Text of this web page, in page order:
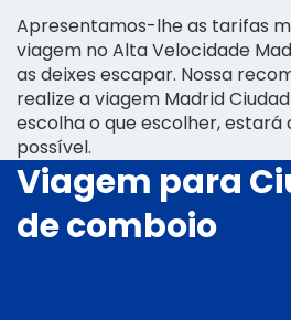
Apresentamos-lhe as tarifas
viagem no Alta Velocidade
as deixes escapar. Nossa
realize a viagem Madrid
escolha o que escolher,
possível.
Viagem para
de comboio